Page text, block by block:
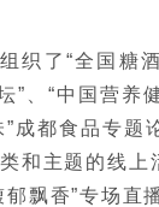
织了“全国
”、“中国营养
”成都食品专
和主题的线
飘香”专场直